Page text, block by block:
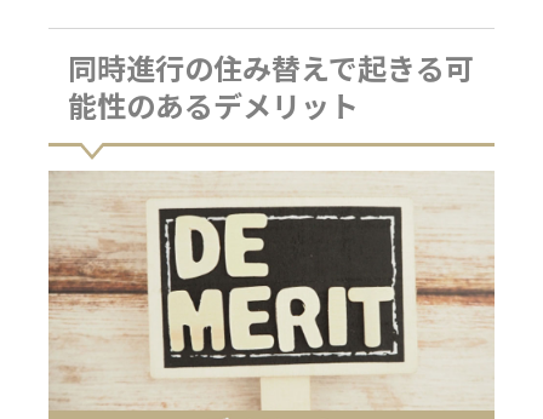
同時進行の住み替えで起きる可
能性のあるデメリット